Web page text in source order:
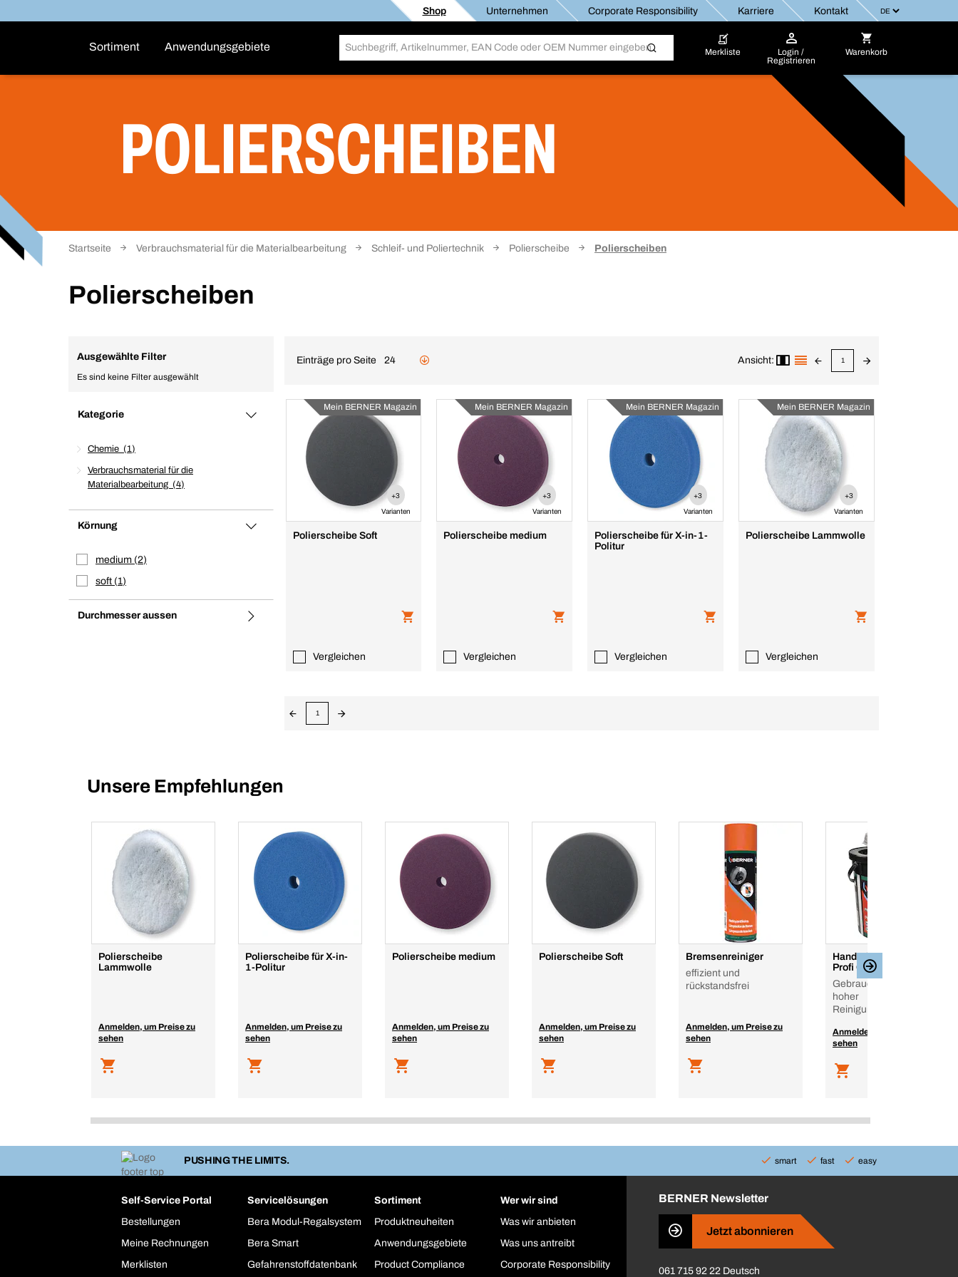
Shop Unternehmen Corporate Responsibility Karriere Kontakt
Sortiment Anwendungsgebiete Merkliste
Login /
Registrieren
Warenkorb
POLIERSCHEIBEN
Startseite Verbrauchsmaterial für die Materialbearbeitung Schleif- und Poliertechnik Polierscheibe Polierscheiben
Polierscheiben
Ausgewählte Filter
Es sind keine Filter ausgewählt
Kategorie
Chemie 1
Verbrauchsmaterial für die
Materialbearbeitung
4
Körnung
medium 2
soft 1
Durchmesser aussen
Einträge pro Seite 24 Ansicht: 1
Mein BERNER Magazin
+3
Varianten
Polierscheibe Soft
Vergleichen
Mein BERNER Magazin
+3
Varianten
Polierscheibe medium
Vergleichen
Mein BERNER Magazin
+3
Varianten
Polierscheibe für X-in-1-
Politur
Vergleichen
Mein BERNER Magazin
+3
Varianten
Polierscheibe Lammwolle
Vergleichen
1
Unsere Empfehlungen
Polierscheibe
Lammwolle
Anmelden, um Preise zu
sehen
Polierscheibe für X-in-
1-Politur
Anmelden, um Preise zu
sehen
Polierscheibe medium
Anmelden, um Preise zu
sehen
Polierscheibe Soft
Anmelden, um Preise zu
sehen
Bremsenreiniger
effizient und
rückstandsfrei
Anmelden, um Preise zu
sehen
Handreinigungstücher
Profi Clean
Gebrauchsfertig mit
hoher
Reinigungswirkung
Anmelden, um Preise zu
sehen
PUSHING THE LIMITS. smart fast easy
Self-Service Portal
Bestellungen
Meine Rechnungen
Merklisten
Servicelösungen
Bera Modul-Regalsystem
Bera Smart
Gefahrenstoffdatenbank
Sortiment
Produktneuheiten
Anwendungsgebiete
Product Compliance
Wer wir sind
Was wir anbieten
Was uns antreibt
Corporate Responsibility
BERNER Newsletter
Jetzt abonnieren
061 715 92 22 Deutsch